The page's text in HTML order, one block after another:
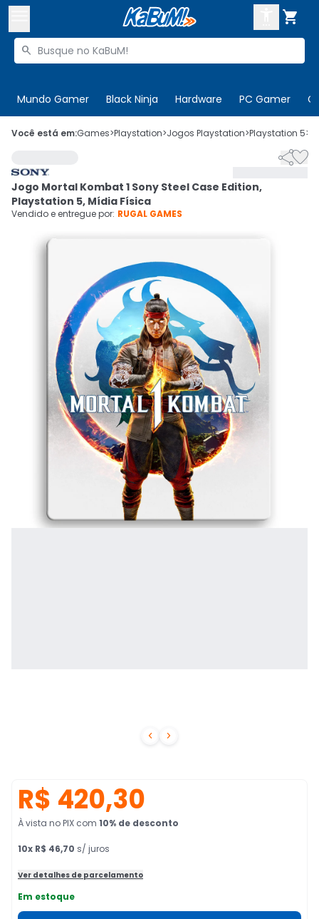

Buscar produtos

Mundo Gamer Black Ninja Hardware PC Gamer
 Olá. Acesse sua conta
Cupons
CADASTRE-SE
Você está em:Games>Playstation>Jogos Playstation>Playstation 5>
 

Jogo Mortal Kombat 1 Sony Steel Case Edition,
Playstation 5, Mídia Física
Vendido e entregue por: RUGAL GAMES
R$ 420,30
À vista no PIX com 10% de desconto
10x R$ 46,70 s/ juros
Ver detalhes de parcelamento
Em estoque